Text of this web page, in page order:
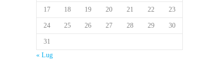
17 18 19 20 21 22 23
24 25 26 27 28 29 30
31
« Lug